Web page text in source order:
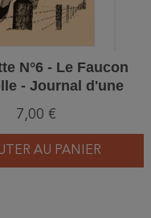
N°6 - Le Faucon
- Journal d'une
Hirondelle
7,00 €
AU PANIER